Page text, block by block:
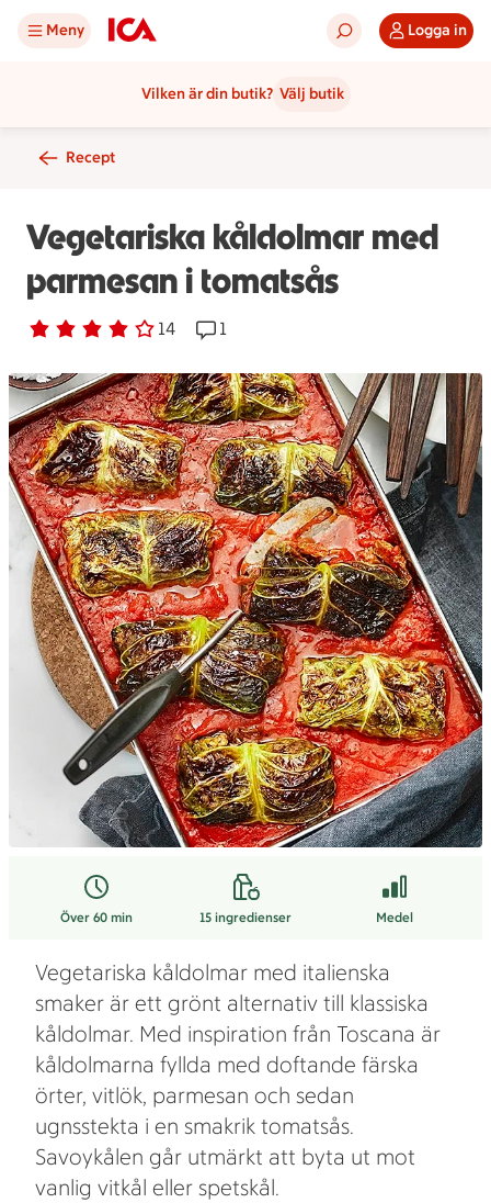
Meny Logga in
Vilken är din butik? Välj butik
Recept
Vegetariska kåldolmar med
parmesan i tomatsås
Betyg 3.9 av 5. 14
14 personer har röstatReceptet har 1 kommentarer
1
Över 60 min 15 ingredienser Medel
Vegetariska kåldolmar med italienska
smaker är ett grönt alternativ till klassiska
kåldolmar. Med inspiration från Toscana är
kåldolmarna fyllda med doftande färska
örter, vitlök, parmesan och sedan
ugnsstekta i en smakrik tomatsås.
Savoykålen går utmärkt att byta ut mot
vanlig vitkål eller spetskål.